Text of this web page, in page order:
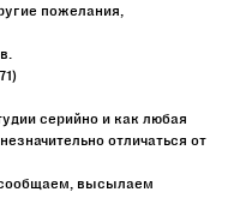
пожелания,
серийно и как любая
отличаться от
высылаем